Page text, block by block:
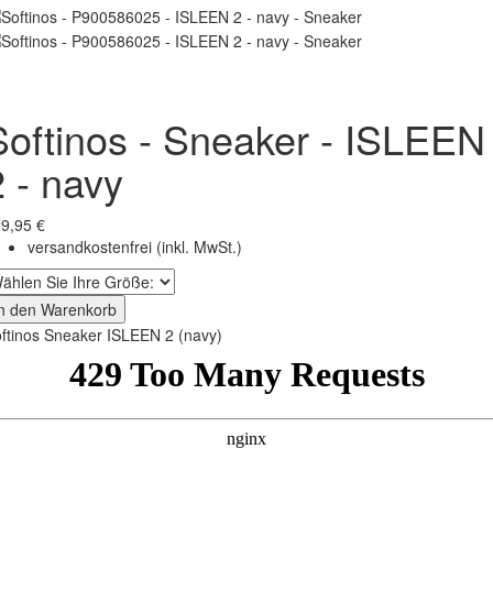
- Sneaker - ISLEEN
- navy
€
versandkostenfrei (inkl. MwSt.)
den Warenkorb
Sneaker ISLEEN 2 (navy)